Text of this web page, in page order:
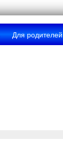
Для родителей